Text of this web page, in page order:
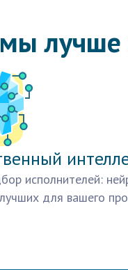
лучше
исполнителей:
для вашего